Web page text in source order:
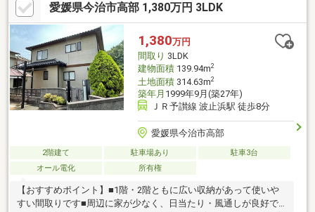
愛媛県今治市高部 1,380万円 3LDK
1,380万円
間取り 3LDK
建物面積139.94m2
土地面積314.63m2
築年月 1999年9月(築27年)
ＪＲ予讃線 波止浜駅 徒歩8分
愛媛県今治市高部
2階建て 駐車場あり
駐車3台
オール電化
所有権
【おすすめポイント】■1階・2階ともに広い収納があって使いや
すい間取りです■周辺に家が少なく、日当たり・風通しが良好で